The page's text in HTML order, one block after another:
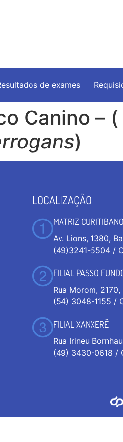
de exames
Canino – (
)
LOCALIZAÇÃO
MATRIZ
Av. Lions, 1380,
(49)3241-5504 /
FILIAL PASSO
Rua Morom,
(54) 3048-1155 /
FILIAL XANXERÊ
Rua Irineu
(49) 3430-0618 /